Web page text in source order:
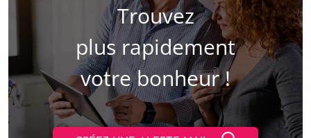
Trouvez
plus rapidement
votre bonheur !